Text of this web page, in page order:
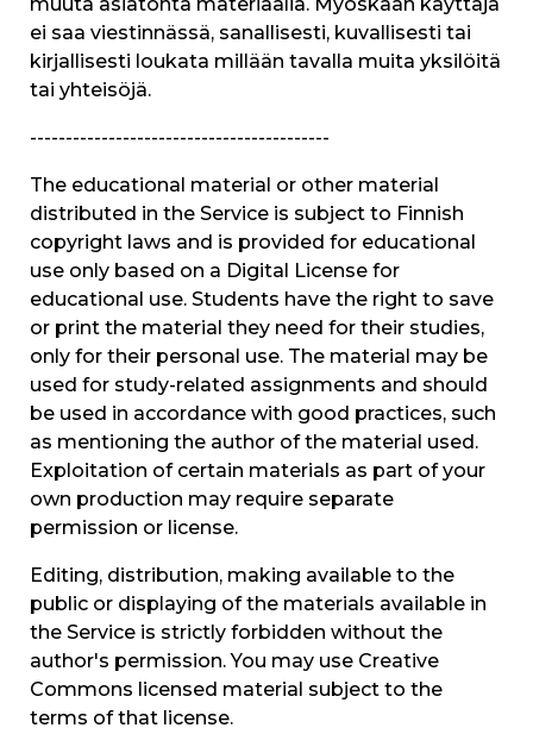
ei saa viestinnässä, sanallisesti, kuvallisesti tai
kirjallisesti loukata millään tavalla muita yksilöitä
tai yhteisöjä.
------------------------------------------
The educational material or other material
distributed in the Service is subject to Finnish
copyright laws and is provided for educational
use only based on a Digital License for
educational use. Students have the right to save
or print the material they need for their studies,
only for their personal use. The material may be
used for study-related assignments and should
be used in accordance with good practices, such
as mentioning the author of the material used.
Exploitation of certain materials as part of your
own production may require separate
permission or license.
Editing, distribution, making available to the
public or displaying of the materials available in
the Service is strictly forbidden without the
author's permission. You may use Creative
Commons licensed material subject to the
terms of that license.